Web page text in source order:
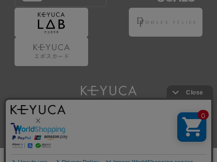
Copyright © KAWAJUN Co., Ltd. All Rights Reserved.